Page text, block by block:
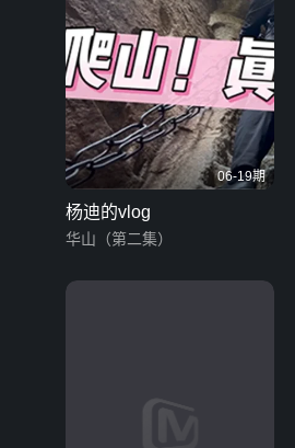
06-19期
杨迪的vlog
华山（第二集）